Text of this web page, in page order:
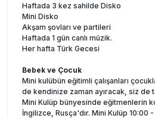
Haftada 3 kez sahilde Disko
Mini Disko
Akşam şovları ve partileri
Haftada 1 gün canlı müzik.
Her hafta Türk Gecesi
Bebek ve Çocuk
Mini kulübün eğitimli çalışanları
de kendinize zaman ayıracak, siz de
Mini Kulüp bünyesinde eğitmenlerin
İngilizce, Rusça'dır. Mini Kulüp 10:00